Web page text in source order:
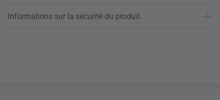
Informations sur la sécurité du produit